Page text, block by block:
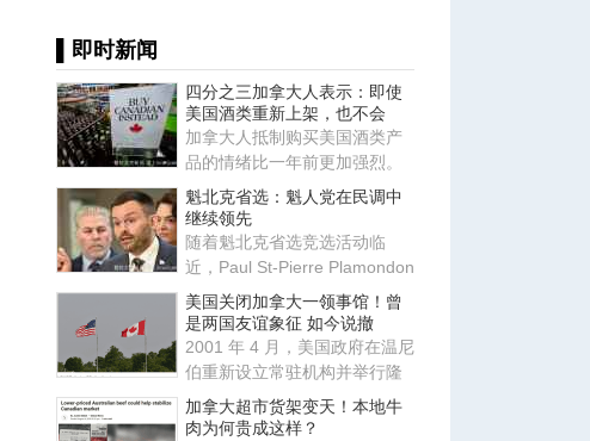
▌即时新闻
四分之三加拿大人表示：即使
美国酒类重新上架，也不会
加拿大人抵制购买美国酒类产
品的情绪比一年前更加强烈。
Nanos Research专门为CTV
News
魁北克省选：魁人党在民调中
继续领先
随着魁北克省选竞选活动临
近，Paul St-Pierre Plamondon
领导的 Parti Québécois（P
美国关闭加拿大一领事馆！曾
是两国友谊象征 如今说撤
2001 年 4 月，美国政府在温尼
伯重新设立常驻机构并举行隆
重揭幕仪式，称其为两国友谊
加拿大超市货架变天！本地牛
肉为何贵成这样？